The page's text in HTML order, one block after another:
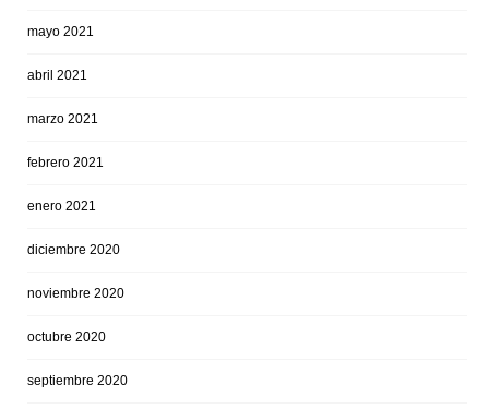
mayo 2021
abril 2021
marzo 2021
febrero 2021
enero 2021
diciembre 2020
noviembre 2020
octubre 2020
septiembre 2020